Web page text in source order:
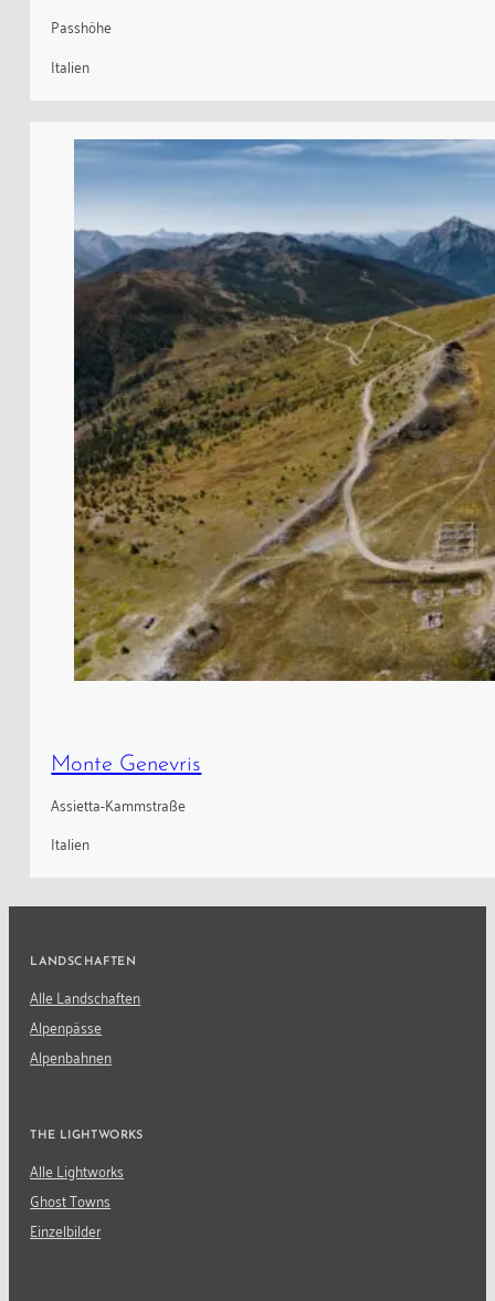
Passhöhe
Italien
Monte Genevris
Assietta-Kammstraße
Italien
LANDSCHAFTEN
Alle Landschaften
Alpenpässe
Alpenbahnen
THE LIGHTWORKS
Alle Lightworks
Ghost Towns
Einzelbilder